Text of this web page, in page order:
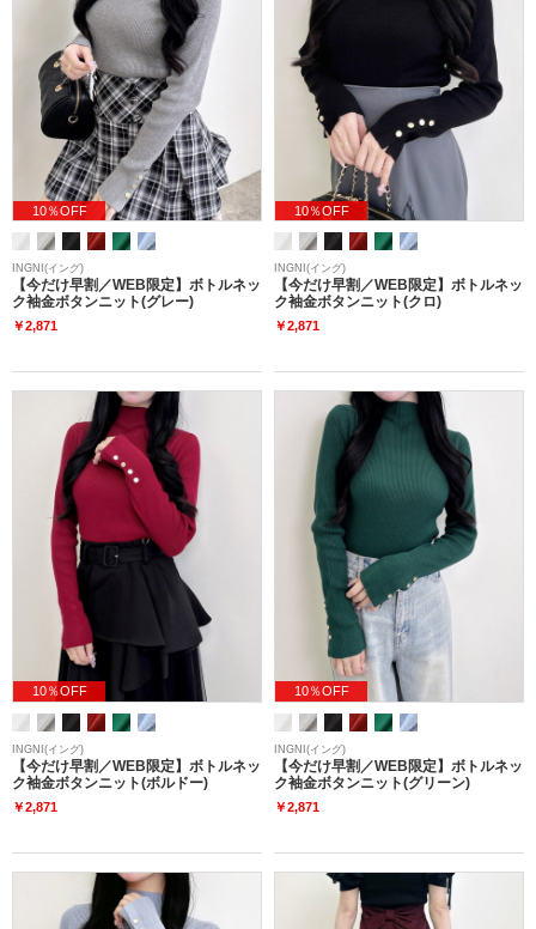
10％OFF
INGNI(イング)
【今だけ早割／WEB限定】ボトルネッ
ク袖金ボタンニット(グレー)
￥2,871
10％OFF
INGNI(イング)
【今だけ早割／WEB限定】ボトルネッ
ク袖金ボタンニット(クロ)
￥2,871
10％OFF
INGNI(イング)
【今だけ早割／WEB限定】ボトルネッ
ク袖金ボタンニット(ボルドー)
￥2,871
10％OFF
INGNI(イング)
【今だけ早割／WEB限定】ボトルネッ
ク袖金ボタンニット(グリーン)
￥2,871